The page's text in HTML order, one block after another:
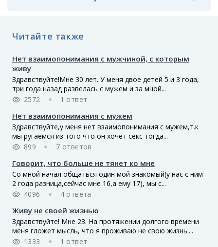
Читайте также
Нет взаимопонимания с мужчиной, с которым
живу
Здравствуйте!Мне 30 лет. У меня двое детей 5 и 3 года,
три года назад развелась с мужем и за мной...
2572
1 ответ
Нет взаимопонимания с мужем
Здравствуйте,у меня нет взаимопонимания с мужем,т.к
мы ругаемся из того что он хочет секс тогда...
899
7 ответов
Говорит, что больше не тянет ко мне
Со мной начал общаться один мой знакомый(у нас с ним
2 года разница,сейчас мне 16,а ему 17), мы с...
4096
4 ответа
Живу не своей жизнью
Здравствуйте! Мне 23. На протяжении долгого времени
меня гложет мысль, что я проживаю не свою жизнь....
1333
1 ответ